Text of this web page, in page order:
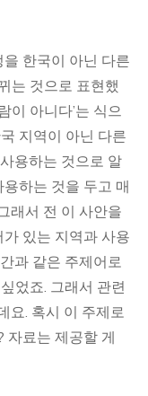
한국이 아닌 다른
는 것으로 표현했
이 아니다’는 식으
지역이 아닌 다른
용하는 것으로 알
하는 것을 두고 매
래서 전 이 사안을
있는 지역과 사용
과 같은 주제어로
었죠. 그래서 관련
요. 혹시 이 주제로
자료는 제공할 게